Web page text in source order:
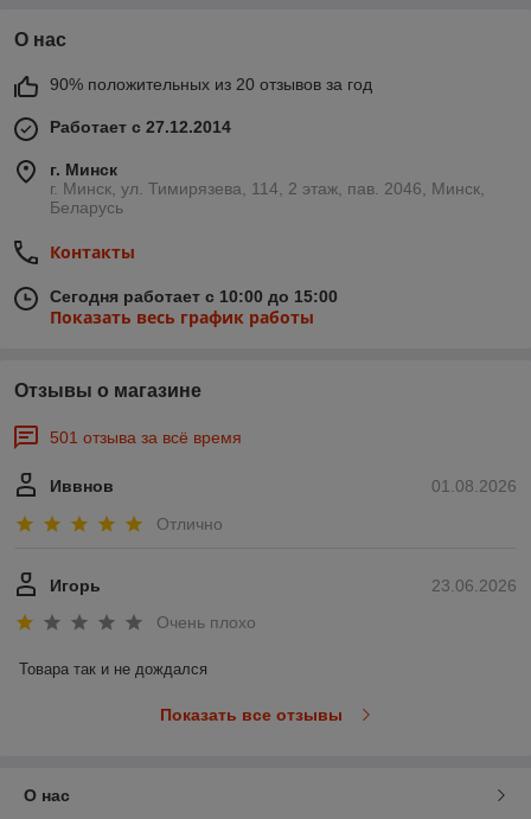
О нас
90% положительных из 20 отзывов за год
Работает с 27.12.2014
г. Минск
г. Минск, ул. Тимирязева, 114, 2 этаж, пав. 2046, Минск,
Беларусь
Контакты
Сегодня работает с 10:00 до 15:00
Показать весь график работы
Отзывы о магазине
501 отзыва за всё время
01.08.2026
Иввнов
Отлично
23.06.2026
Игорь
Очень плохо
Товара так и не дождался
Показать все отзывы
О нас